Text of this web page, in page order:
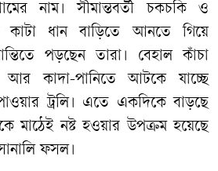
নাম। সীমান্তবর্তী চকচকি ও
কাটা ধান বাড়িতে আনতে গিয়ে
পড়ছেন তারা। বেহাল কাঁচা
কাদা-পানিতে আটকে যাচ্ছে
ট্রলি। এতে একদিকে বাড়ছে
মাঠেই নষ্ট হওয়ার উপক্রম হয়েছে
ফসল।